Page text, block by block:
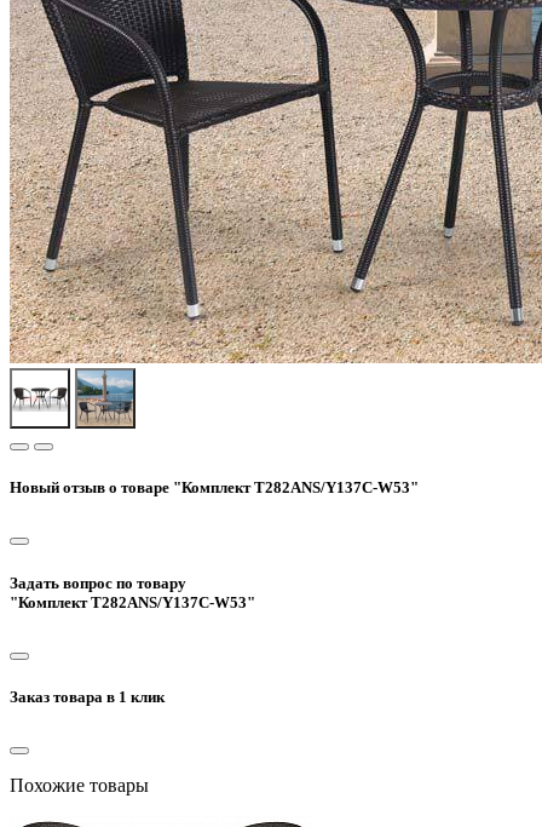
Новый отзыв о товаре "Комплект T282ANS/Y137C-W53"
Задать вопрос по товару
"Комплект T282ANS/Y137C-W53"
Заказ товара в 1 клик
Похожие товары